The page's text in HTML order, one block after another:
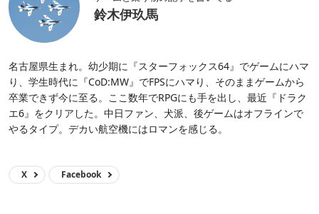
鈴木伊玖馬
名古屋県生まれ。幼少期に『スターフォックス64』でゲームにハマ
り、学生時代に『CoD:MW』でFPSにハマり、そのままゲームから
卒業できず今に至る。ここ数年でRPGにも手を出し、最近『ドラク
エ6』をクリアした。中日ファン、犬派、後ゲームはオフラインで
やるタイプ。デカい航空機にはロマンを感じる。
X Facebook